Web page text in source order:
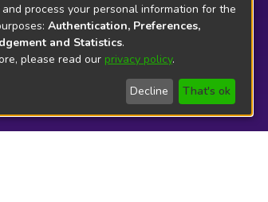
process your personal information for the
Authentication, Preferences,
and Statistics.
please read our privacy policy.
Decline That's ok